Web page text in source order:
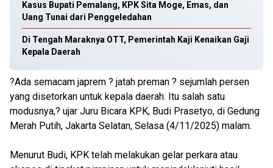
Kasus Bupati Pemalang, KPK Sita Moge, Emas, dan
Uang Tunai dari Penggeledahan
Di Tengah Maraknya OTT, Pemerintah Kaji Kenaikan Gaji
Kepala Daerah
?Ada semacam japrem ? jatah preman ? sejumlah persen
yang disetorkan untuk kepala daerah. Itu salah satu
modusnya,? ujar Juru Bicara KPK, Budi Prasetyo, di Gedung
Merah Putih, Jakarta Selatan, Selasa (4/11/2025) malam.
Menurut Budi, KPK telah melakukan gelar perkara atau